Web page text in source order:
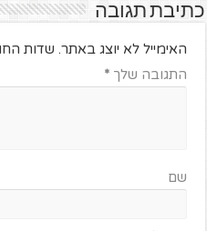
כתיבת תגובה
האימייל לא יוצג באתר. שדות
התגובה שלך*
שם